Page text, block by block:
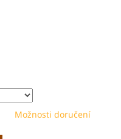
Možnosti doručení